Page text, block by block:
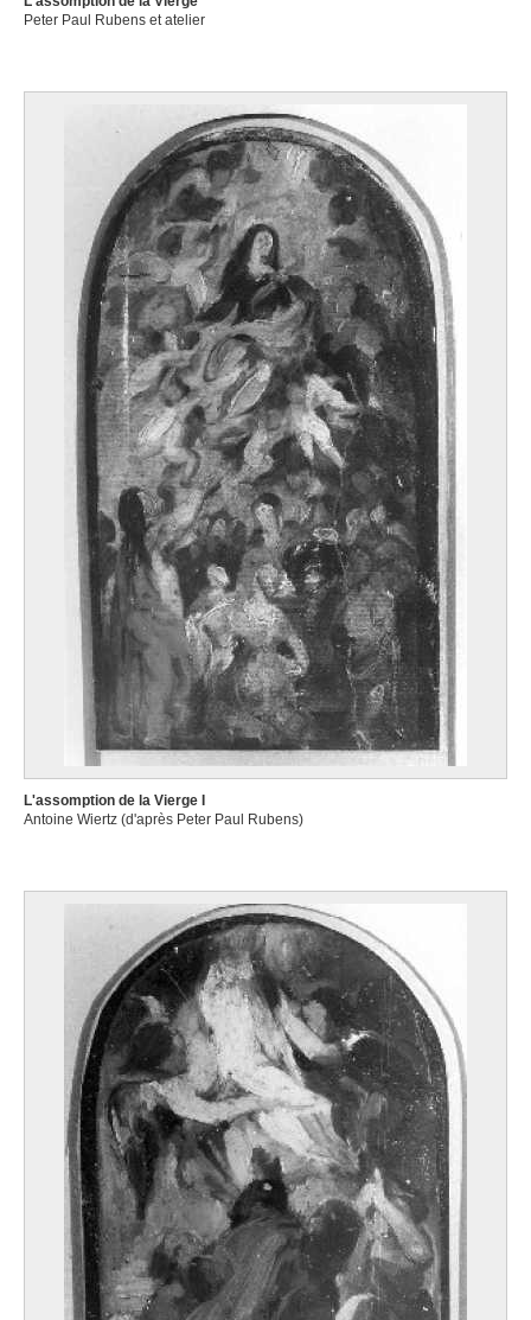
Peter Paul Rubens et atelier
L'assomption de la Vierge I
Antoine Wiertz (d'après Peter Paul Rubens)